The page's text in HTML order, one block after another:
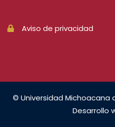
Aviso de privacidad
© Universidad Michoacana
Desarrollo